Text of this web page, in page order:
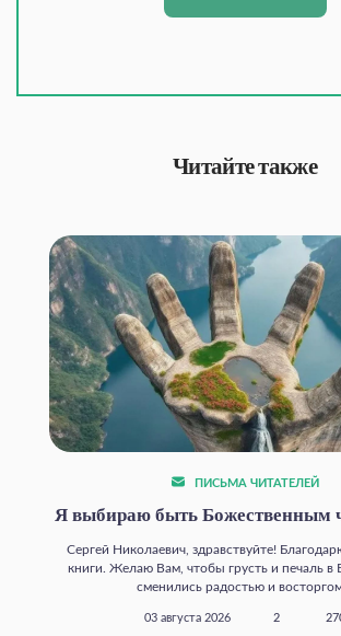
Читайте также
ПИСЬМА ЧИТАТЕЛЕЙ
Я выбираю быть Божественным
Сергей Николаевич, здравствуйте!
книги. Желаю Вам, чтобы грусть и печаль в
сменились радостью и
03 августа 2026 2